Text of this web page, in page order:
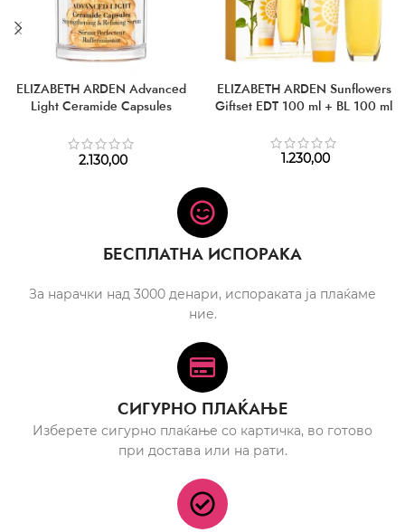
ELIZABETH ARDEN Advanced
Light Ceramide Capsules
2.130,00
ELIZABETH ARDEN Sunflowers
Giftset EDT 100 ml + BL 100 ml
1.230,00
БЕСПЛАТНА ИСПОРАКА
За нарачки над 3000 денари, испораката ја плаќаме
ние.
СИГУРНО ПЛАЌАЊЕ
Изберете сигурно плаќање со картичка, во готово
при достава или на рати.